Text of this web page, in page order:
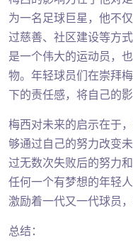
为一名足球巨星，他不
过慈善、社区建设等方
是一个伟大的运动员，
物。年轻球员们在崇拜
下的责任感，将自己的
梅西对未来的启示在于
够通过自己的努力改变
过无数次失败后的努力
任何一个有梦想的年轻
激励着一代又一代球员
总结：